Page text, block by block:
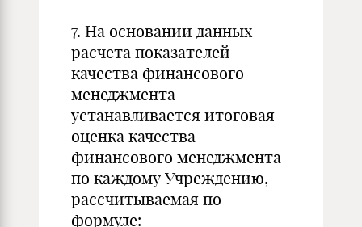
7. На основании данных
расчета показателей
качества финансового
менеджмента
устанавливается итоговая
оценка качества
финансового менеджмента
по каждому Учреждению,
рассчитываемая по
формуле: